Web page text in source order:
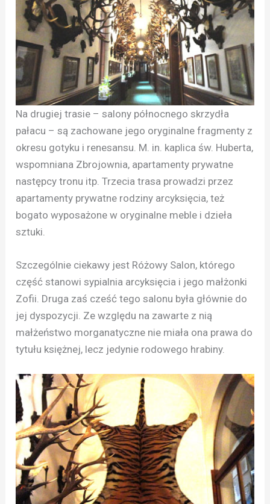
Na drugiej trasie – salony północnego skrzydła
pałacu – są zachowane jego oryginalne fragmenty z
okresu gotyku i renesansu. M. in. kaplica św. Huberta,
wspomniana Zbrojownia, apartamenty prywatne
następcy tronu itp. Trzecia trasa prowadzi przez
apartamenty prywatne rodziny arcyksięcia, też
bogato wyposażone w oryginalne meble i dzieła
sztuki.
Szczególnie ciekawy jest Różowy Salon, którego
część stanowi sypialnia arcyksięcia i jego małżonki
Zofii. Druga zaś cześć tego salonu była głównie do
jej dyspozycji. Ze względu na zawarte z nią
małżeństwo morganatyczne nie miała ona prawa do
tytułu księżnej, lecz jedynie rodowego hrabiny.